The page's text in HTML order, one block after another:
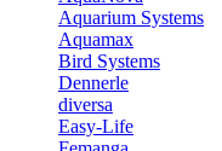
Aquarium Systems
Aquamax
Bird Systems
Dennerle
diversa
Easy-Life